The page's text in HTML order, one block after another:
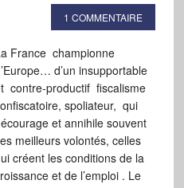
1 COMMENTAIRE
France championne
d’un insupportable
contre-productif fiscalisme
spoliateur, qui
et annihile souvent
meilleurs volontés, celles
créent les conditions de la
et de l’emploi . Le